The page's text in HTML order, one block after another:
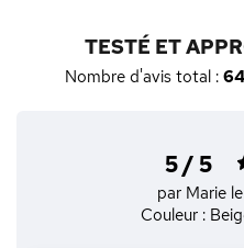
TESTÉ ET
Nombre d'avis total : 64
5 / 5
par Marie
Couleur :